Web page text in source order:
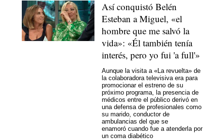
Así conquistó Belén
Esteban a Miguel, «el
hombre que me salvó la
vida»: «Él también tenía
interés, pero yo fui 'a full'»
Aunque la visita a «La revuelta» de
la colaboradora televisiva era para
promocionar el estreno de su
próximo programa, la presencia de
médicos entre el público derivó en
una defensa de profesionales como
su marido, conductor de
ambulancias del que se
enamoró cuando fue a atenderla por
un coma diabético